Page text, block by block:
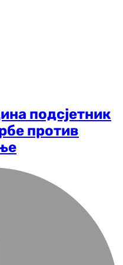
подсјетник
против